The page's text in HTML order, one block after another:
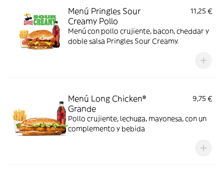
Menú Pringles Sour
Creamy Pollo
11,25 €
Menú con pollo crujiente, bacon, cheddar y
doble salsa Pringles Sour Creamy.
Menú Long Chicken®
Grande
9,75 €
Pollo crujiente, lechuga, mayonesa, con un
complemento y bebida